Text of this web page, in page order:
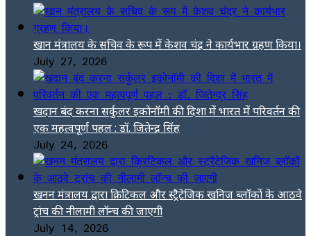
खान मंत्रालय के सचिव के रूप में केशव चंद्र ने कार्यभार ग्रहण किया।
July 27, 2026
खदान बंद करना सर्कुलर इकोनॉमी की दिशा में भारत में परिवर्तन की
एक महत्वपूर्ण पहल : डॉ. जितेन्द्र सिंह
July 24, 2026
खनन मंत्रालय द्वारा क्रिटिकल और स्ट्रैटेजिक खनिज ब्लॉकों के आठवे
ट्रांच की नीलामी लॉन्च की जाएगी
July 14, 2026